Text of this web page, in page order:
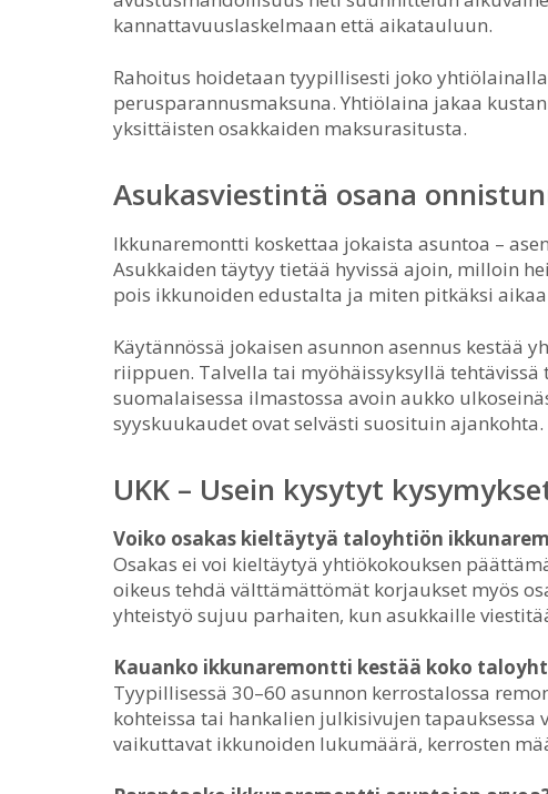
kannattavuuslaskelmaan että aikatauluun.
Rahoitus hoidetaan tyypillisesti joko
perusparannusmaksuna. Yhtiölaina jakaa
yksittäisten osakkaiden maksurasitusta.
Asukasviestintä osana
Ikkunaremontti koskettaa jokaista asuntoa –
Asukkaiden täytyy tietää hyvissä ajoin, milloin
pois ikkunoiden edustalta ja miten pitkäksi
Käytännössä jokaisen asunnon asennus kestää
riippuen. Talvella tai myöhäissyksyllä
suomalaisessa ilmastossa avoin aukko
syyskuukaudet ovat selvästi suosituin ajankohta.
UKK – Usein kysytyt
Voiko osakas kieltäytyä taloyhtiön
Osakas ei voi kieltäytyä yhtiökokouksen
oikeus tehdä välttämättömät korjaukset myös
yhteistyö sujuu parhaiten, kun asukkaille
Kauanko ikkunaremontti kestää koko
Tyypillisessä 30–60 asunnon kerrostalossa
kohteissa tai hankalien julkisivujen
vaikuttavat ikkunoiden lukumäärä, kerrosten